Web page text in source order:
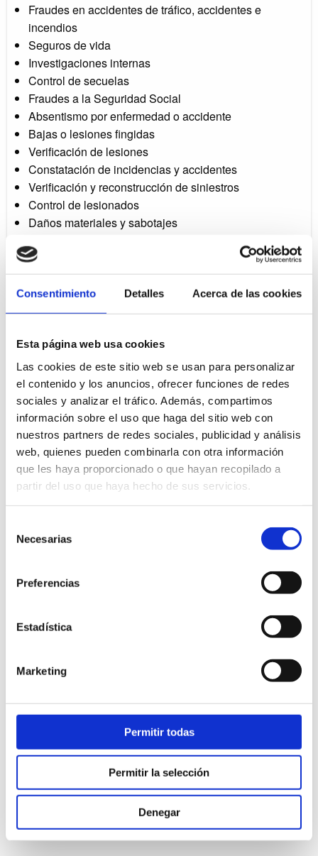
Consentimiento Detalles Acerca de las cookies
Esta página web usa cookies
Las cookies de este sitio web se usan para personalizar
el contenido y los anuncios, ofrecer funciones de redes
sociales y analizar el tráfico. Además, compartimos
información sobre el uso que haga del sitio web con
nuestros partners de redes sociales, publicidad y análisis
web, quienes pueden combinarla con otra información
que les haya proporcionado o que hayan recopilado a
partir del uso que haya hecho de sus servicios.
Necesarias
Preferencias
Estadística
Marketing
Permitir todas
Permitir la selección
Denegar
Fraudes en accidentes de tráfico, accidentes e
incendios
Seguros de vida
Investigaciones internas
Control de secuelas
Fraudes a la Seguridad Social
Absentismo por enfermedad o accidente
Bajas o lesiones fingidas
Verificación de lesiones
Constatación de incidencias y accidentes
Verificación y reconstrucción de siniestros
Control de lesionados
Daños materiales y sabotajes
Comprobación del grado de invalidez
necesita que verifiquemos si ha habido un fraude a mutuas y seguros.
Larry
Llevamos a cabo investigaciones para realizar
Larry